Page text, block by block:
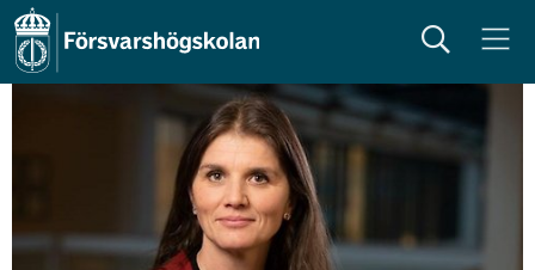
Sök Meny